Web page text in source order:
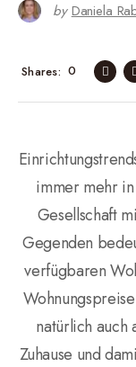
by Daniela
0
Shares
immer mehr
Gesellschaft
Gegenden
verfügbaren
natürlich auch
Zuhause und